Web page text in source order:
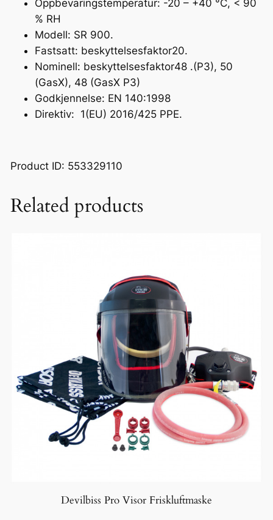
Oppbevaringstemperatur: -20 – +40 °C, < 90
% RH
Modell: SR 900.
Fastsatt: beskyttelsesfaktor20.
Nominell: beskyttelsesfaktor48 .(P3), 50
(GasX), 48 (GasX P3)
Godkjennelse: EN 140:1998
Direktiv: 1(EU) 2016/425 PPE.
Product ID: 553329110
Related products
Devilbiss Pro Visor Friskluftmaske